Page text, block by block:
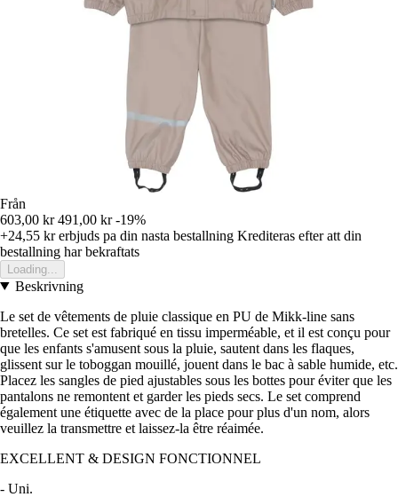
Från
603,00 kr 491,00 kr -19%
+24,55 krerbjuds pa din nasta bestallning Krediteras efter att din
bestallning har bekraftats
Loading...
Beskrivning
Le set de vêtements de pluie classique en PU de Mikk-line sans
bretelles. Ce set est fabriqué en tissu imperméable, et il est conçu pour
que les enfants s'amusent sous la pluie, sautent dans les flaques,
glissent sur le toboggan mouillé, jouent dans le bac à sable humide, etc.
Placez les sangles de pied ajustables sous les bottes pour éviter que les
pantalons ne remontent et garder les pieds secs. Le set comprend
également une étiquette avec de la place pour plus d'un nom, alors
veuillez la transmettre et laissez-la être réaimée.
EXCELLENT & DESIGN FONCTIONNEL
- Uni.